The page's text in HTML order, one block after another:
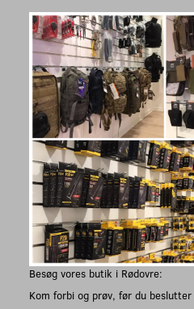
Besøg vores butik i Rødovre:
Kom forbi og prøv, før du beslutter